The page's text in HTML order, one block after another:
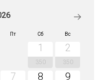
Пт Сб Вс
1
350
2
350
7 8 9